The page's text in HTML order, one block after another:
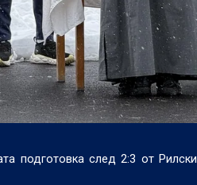
подготовка след 2:3 от Рилски